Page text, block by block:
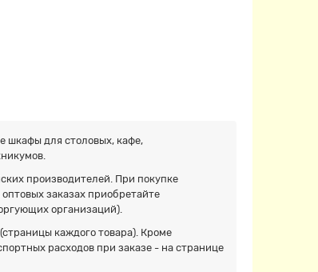
шкафы для столовых, кафе,
производителей. При покупке
заказах приобретайте
организаций).
каждого товара). Кроме
расходов при заказе - на странице